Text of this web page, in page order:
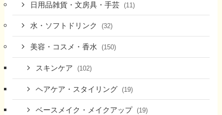
日用品雑貨・文房具・手芸 (11)
水・ソフトドリンク (32)
美容・コスメ・香水 (150)
スキンケア (102)
ヘアケア・スタイリング (19)
ベースメイク・メイクアップ (19)